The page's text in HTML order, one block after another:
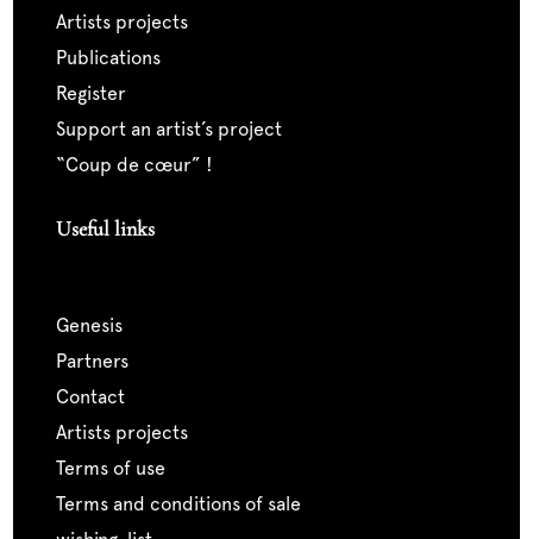
artists projects
publications
register
support an artist’s project
“coup de cœur” !
Useful links
genesis
partners
contact
artists projects
terms of use
terms and conditions of sale